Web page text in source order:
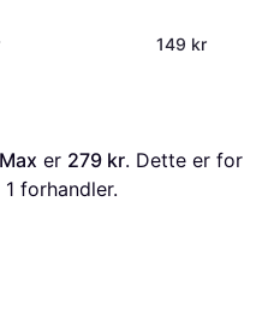
149 kr
er 279 kr. Dette er for
forhandler.